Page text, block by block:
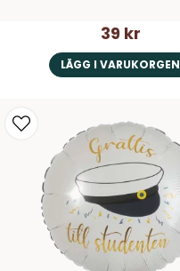
39 kr
LÄGG I VARUKORGEN